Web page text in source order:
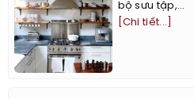
bộ sưu tập,...
[Chi tiết...]